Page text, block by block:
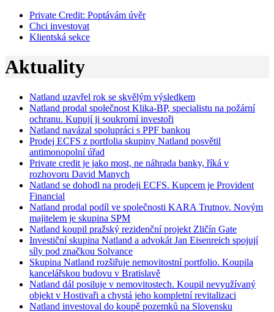
Private Credit: Poptávám úvěr
Chci investovat
Klientská sekce
Aktuality
Natland uzavřel rok se skvělým výsledkem
Natland prodal společnost Klika-BP, specialistu na požární
ochranu. Kupují ji soukromí investoři
Natland navázal spolupráci s PPF bankou
Prodej ECFS z portfolia skupiny Natland posvětil
antimonopolní úřad
Private credit je jako most, ne náhrada banky, říká v
rozhovoru David Manych
Natland se dohodl na prodeji ECFS. Kupcem je Provident
Financial
Natland prodal podíl ve společnosti KARA Trutnov. Novým
majitelem je skupina SPM
Natland koupil pražský rezidenční projekt Zličín Gate
Investiční skupina Natland a advokát Jan Eisenreich spojují
síly pod značkou Solvance
Skupina Natland rozšiřuje nemovitostní portfolio. Koupila
kancelářskou budovu v Bratislavě
Natland dál posiluje v nemovitostech. Koupil nevyužívaný
objekt v Hostivaři a chystá jeho kompletní revitalizaci
Natland investoval do koupě pozemků na Slovensku